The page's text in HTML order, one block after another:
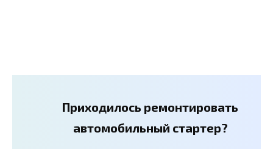
Приходилось ремонтировать
автомобильный стартер?